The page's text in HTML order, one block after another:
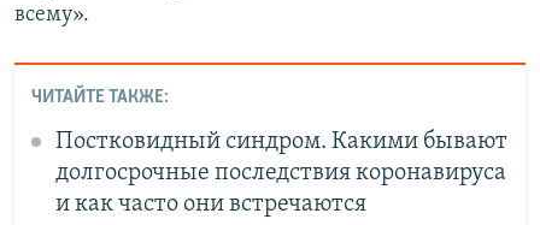
всему».
ЧИТАЙТЕ ТАКЖЕ:
Постковидный синдром. Какими бывают
долгосрочные последствия коронавируса
и как часто они встречаются